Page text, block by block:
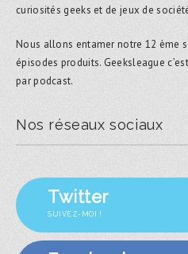
curiosités geeks et de jeux de
Nous allons entamer notre 12 ème
épisodes produits. Geeksleague
par podcast.
Nos réseaux sociaux
Twitter
SUIVEZ-MOI !